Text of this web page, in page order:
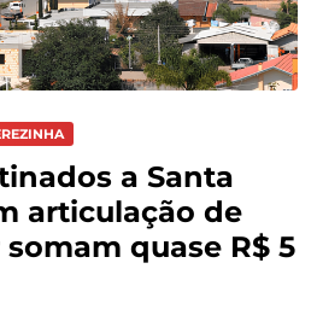
a Santa
articulação de
quase R$ 5